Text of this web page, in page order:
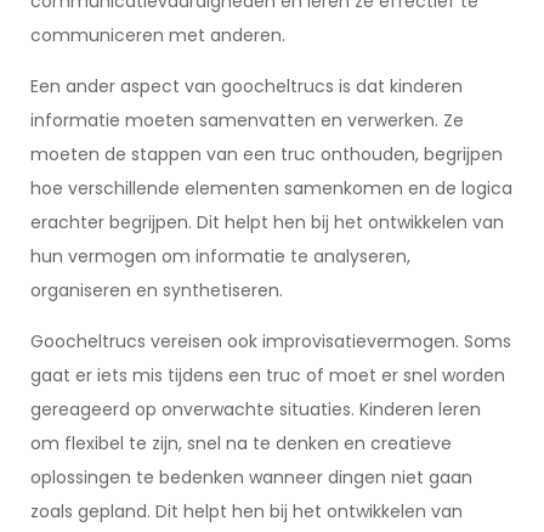
communiceren met anderen.
Een ander aspect van goocheltrucs is dat kinderen
informatie moeten samenvatten en verwerken. Ze
moeten de stappen van een truc onthouden, begrijpen
hoe verschillende elementen samenkomen en de logica
erachter begrijpen. Dit helpt hen bij het ontwikkelen van
hun vermogen om informatie te analyseren,
organiseren en synthetiseren.
Goocheltrucs vereisen ook improvisatievermogen. Soms
gaat er iets mis tijdens een truc of moet er snel worden
gereageerd op onverwachte situaties. Kinderen leren
om flexibel te zijn, snel na te denken en creatieve
oplossingen te bedenken wanneer dingen niet gaan
zoals gepland. Dit helpt hen bij het ontwikkelen van